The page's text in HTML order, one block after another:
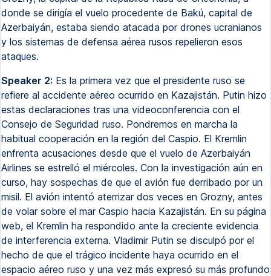
donde se dirigía el vuelo procedente de Bakú, capital de
Azerbaiyán, estaba siendo atacada por drones ucranianos
y los sistemas de defensa aérea rusos repelieron esos
ataques.
Speaker 2: Es la primera vez que el presidente ruso se
refiere al accidente aéreo ocurrido en Kazajistán. Putin hizo
estas declaraciones tras una videoconferencia con el
Consejo de Seguridad ruso. Pondremos en marcha la
habitual cooperación en la región del Caspio. El Kremlin
enfrenta acusaciones desde que el vuelo de Azerbaiyán
Airlines se estrelló el miércoles. Con la investigación aún en
curso, hay sospechas de que el avión fue derribado por un
misil. El avión intentó aterrizar dos veces en Grozny, antes
de volar sobre el mar Caspio hacia Kazajistán. En su página
web, el Kremlin ha respondido ante la creciente evidencia
de interferencia externa. Vladimir Putin se disculpó por el
hecho de que el trágico incidente haya ocurrido en el
espacio aéreo ruso y una vez más expresó su más profundo